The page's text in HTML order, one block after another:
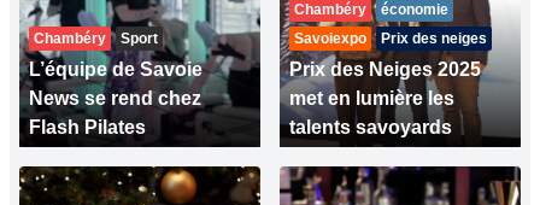
Chambéry Sport
L’équipe de Savoie
News se rend chez
Flash Pilates
Chambéry
économie
Savoiexpo
Prix des neiges
Prix des Neiges 2025
met en lumière les
talents savoyards